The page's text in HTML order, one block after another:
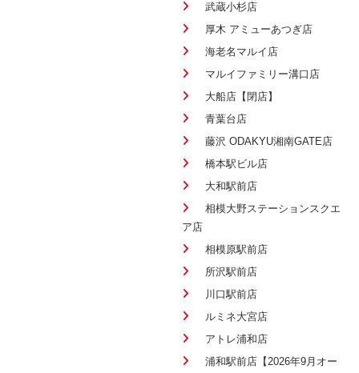
武蔵小杉店
厚木 アミューあつぎ店
海老名マルイ店
マルイファミリー溝口店
大船店【閉店】
青葉台店
藤沢 ODAKYU湘南GATE店
橋本駅ビル店
大和駅前店
相模大野ステーションスクエ
ア店
相模原駅前店
所沢駅前店
川口駅前店
ルミネ大宮店
アトレ浦和店
浦和駅前店【2026年9月オー